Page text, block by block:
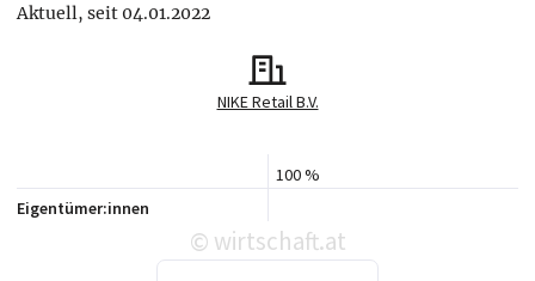
Aktuell, seit 04.01.2022
NIKE Retail B.V.
100 %
Eigentümer:innen
© wirtschaft.at